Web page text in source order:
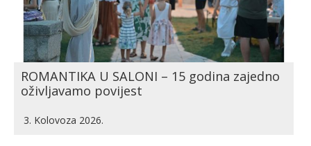
ROMANTIKA U SALONI – 15 godina zajedno
oživljavamo povijest
3. Kolovoza 2026.